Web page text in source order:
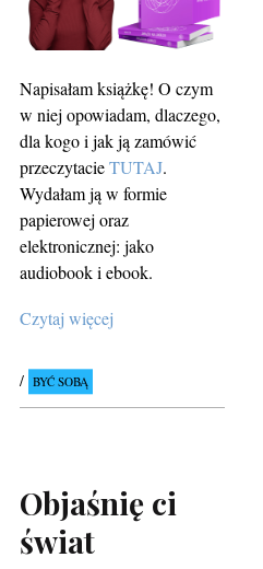
Napisałam książkę! O czym
w niej opowiadam, dlaczego,
dla kogo i jak ją zamówić
przeczytacieTUTAJ.
Wydałam ją w formie
papierowej oraz
elektronicznej: jako
audiobook i ebook.
Czytaj więcej
BYĆ SOBĄ
Objaśnię ci
świat